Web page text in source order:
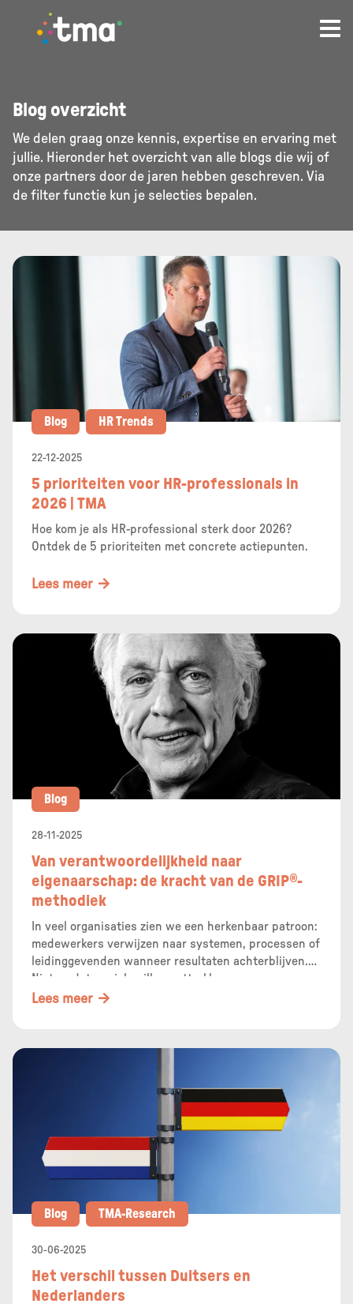
TMA - Unieke talenten vinden en (ver)binden
Blog overzicht
We delen graag onze kennis, expertise en ervaring met
jullie. Hieronder het overzicht van alle blogs die wij of
onze partners door de jaren hebben geschreven. Via
de filter functie kun je selecties bepalen.
22-12-2025
5 prioriteiten voor HR-professionals in
2026 | TMA
Hoe kom je als HR-professional sterk door 2026?
Ontdek de 5 prioriteiten met concrete actiepunten.
Lees meer
Blog HR Trends
28-11-2025
Van verantwoordelijkheid naar
eigenaarschap: de kracht van de GRIP®-
methodiek
In veel organisaties zien we een herkenbaar patroon:
medewerkers verwijzen naar systemen, processen of
leidinggevenden wanneer resultaten achterblijven.
Niet omdat ze zich willen onttrekken aan
verantwoordelijkheid, maar omdat de dagelijkse
Lees meer
Blog
30-06-2025
Het verschil tussen Duitsers en
Nederlanders
Blog TMA-Research